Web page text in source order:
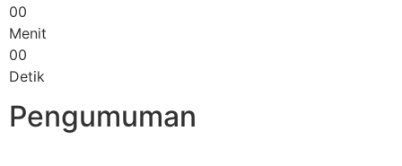
00
Menit
00
Detik
Pengumuman